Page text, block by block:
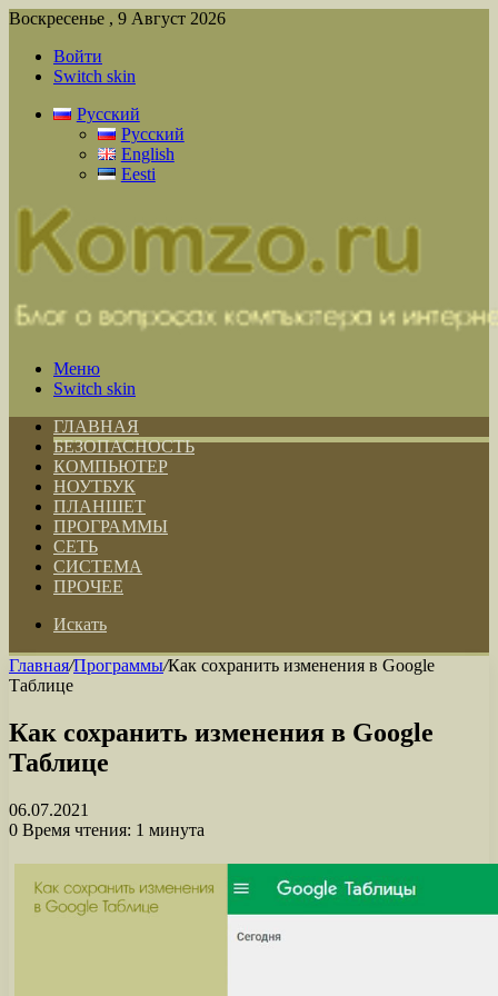
Воскресенье , 9 Август 2026
Войти
Switch skin
Русский
Русский
English
Eesti
Меню
Switch skin
ГЛАВНАЯ
БЕЗОПАСНОСТЬ
КОМПЬЮТЕР
НОУТБУК
ПЛАНШЕТ
ПРОГРАММЫ
СЕТЬ
СИСТЕМА
ПРОЧЕЕ
Искать
Главная/Программы/Как сохранить изменения в Google
Таблице
Как сохранить изменения в Google
Таблице
06.07.2021
0 Время чтения: 1 минута